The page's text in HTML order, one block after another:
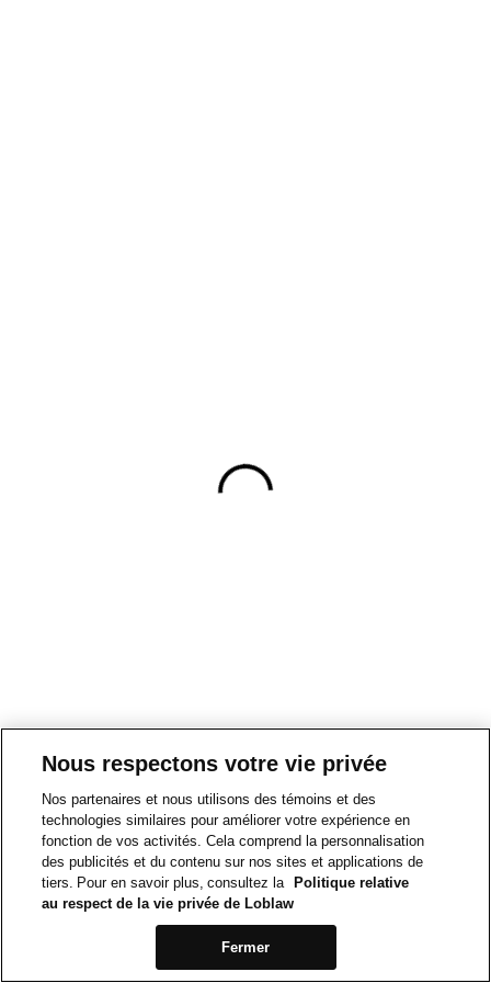
Nous respectons votre vie privée
Nos partenaires et nous utilisons des témoins et des
technologies similaires pour améliorer votre expérience en
fonction de vos activités. Cela comprend la personnalisation
des publicités et du contenu sur nos sites et applications de
tiers. Pour en savoir plus, consultez la
Politique relative
au respect de la vie privée de Loblaw
Fermer